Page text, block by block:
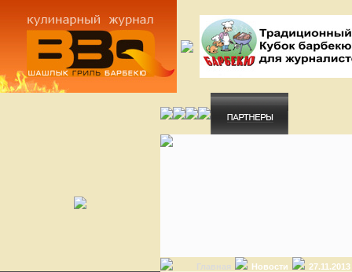
Главная Новости